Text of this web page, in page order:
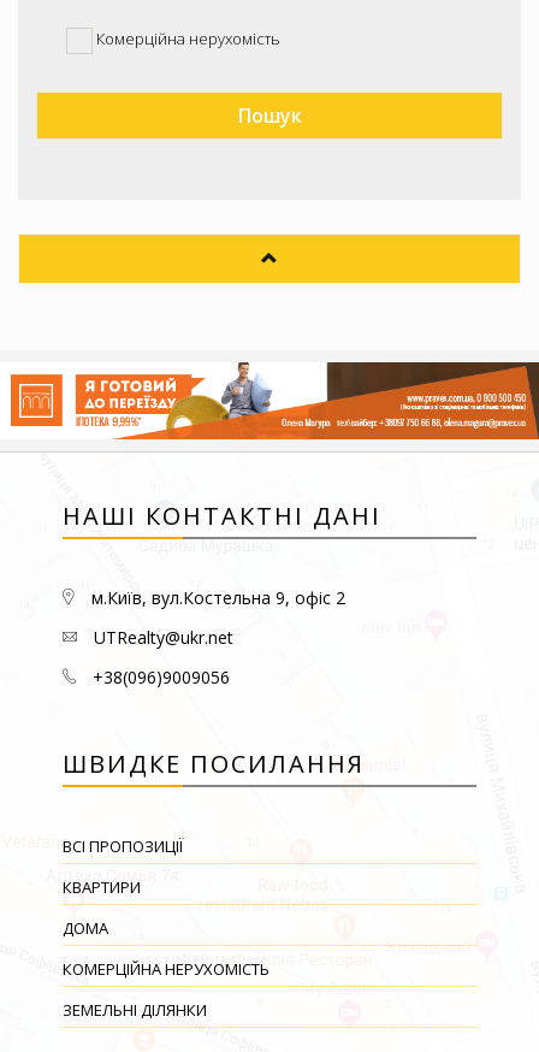
Комерційна нерухомість
НАШІ КОНТАКТНІ ДАНІ
м.Київ, вул.Костельна 9, офіс 2
UTRealty@ukr.net
+38(096)9009056
ШВИДКЕ ПОСИЛАННЯ
ВСІ ПРОПОЗИЦІЇ
КВАРТИРИ
ДОМА
КОМЕРЦІЙНА НЕРУХОМІСТЬ
ЗЕМЕЛЬНІ ДІЛЯНКИ